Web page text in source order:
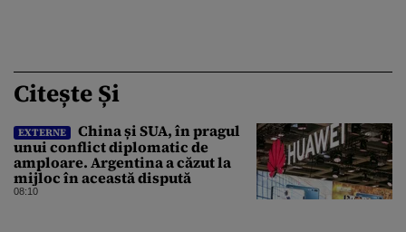
Citește Și
EXTERNE
China și SUA, în pragul
unui conflict diplomatic de
amploare. Argentina a căzut la
mijloc în această dispută
08:10